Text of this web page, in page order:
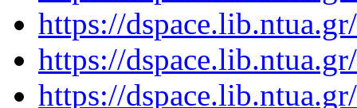
https://
https://
https://